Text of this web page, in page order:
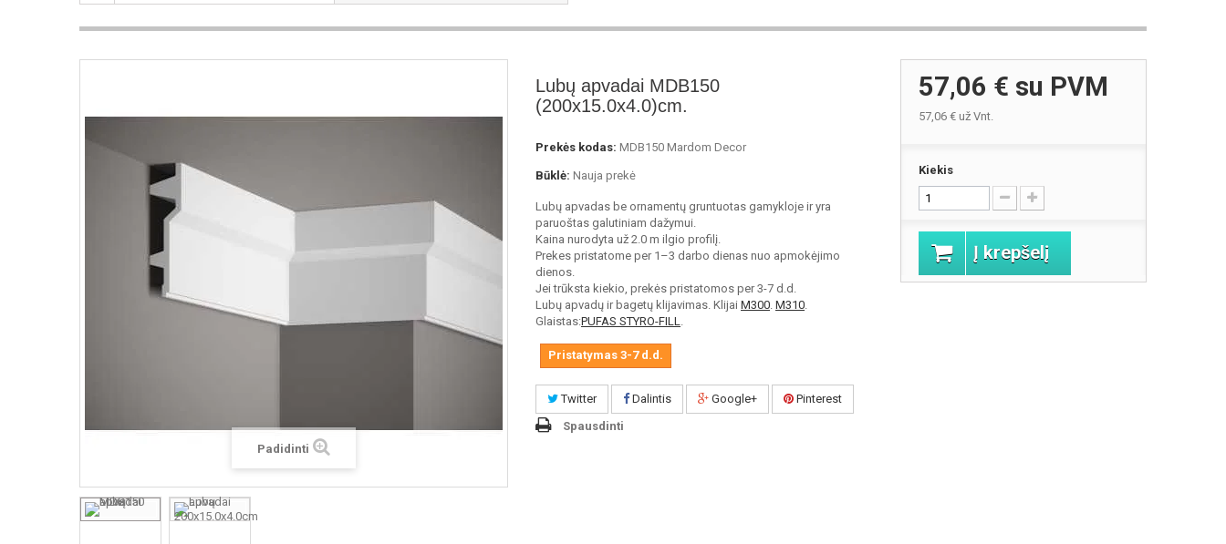
Padidinti
Lubų apvadai MDB150
(200x15.0x4.0)cm.
Prekės kodas: MDB150 Mardom Decor
Būklė: Nauja prekė
Lubų apvadas be ornamentų gruntuotas gamykloje ir yra
paruoštas galutiniam dažymui.
Kaina nurodyta už 2.0 m ilgio profilį.
Prekes pristatome per 1–3 darbo dienas nuo apmokėjimo
dienos.
Jei trūksta kiekio, prekės pristatomos per 3-7 d.d.
Lubų apvadų ir bagetų klijavimas. Klijai M300. M310.
Glaistas:PUFAS STYRO-FILL.
Pristatymas 3-7 d.d.
Twitter Dalintis Google+
Pinterest
Spausdinti
57,06 € su PVM
57,06 €už Vnt.
Kiekis
Į krepšelį